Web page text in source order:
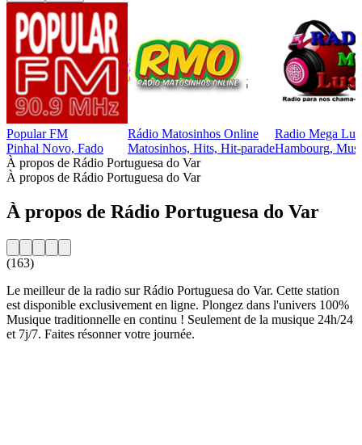
Popular FM
Pinhal Novo, Fado
Rádio Matosinhos Online
Matosinhos, Hits, Hit-parade
Radio Mega
Hambourg,
À propos de Rádio Portuguesa do Var
À propos de Rádio Portuguesa do Var
À propos de Rádio Portuguesa do Var
(163)
Le meilleur de la radio sur Rádio Portuguesa do Var. Cette station
est disponible exclusivement en ligne. Plongez dans l'univers 100%
Musique traditionnelle en continu ! Seulement de la musique 24h/24
et 7j/7. Faites résonner votre journée.